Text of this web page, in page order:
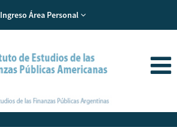
Ingreso Área Personal